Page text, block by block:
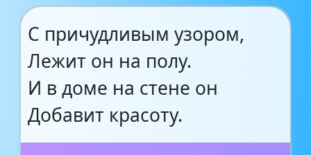
С причудливым узором,
Лежит он на полу.
И в доме на стене он
Добавит красоту.